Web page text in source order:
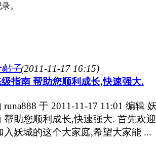
。
子(2011-11-17 16:15)
指南 帮助您顺利成长,快速强大.
于 2011-11-17 11:01 编辑
帮助您顺利成长,快速强大. 首先欢
入妖城的这个大家庭,希望大家能 ...